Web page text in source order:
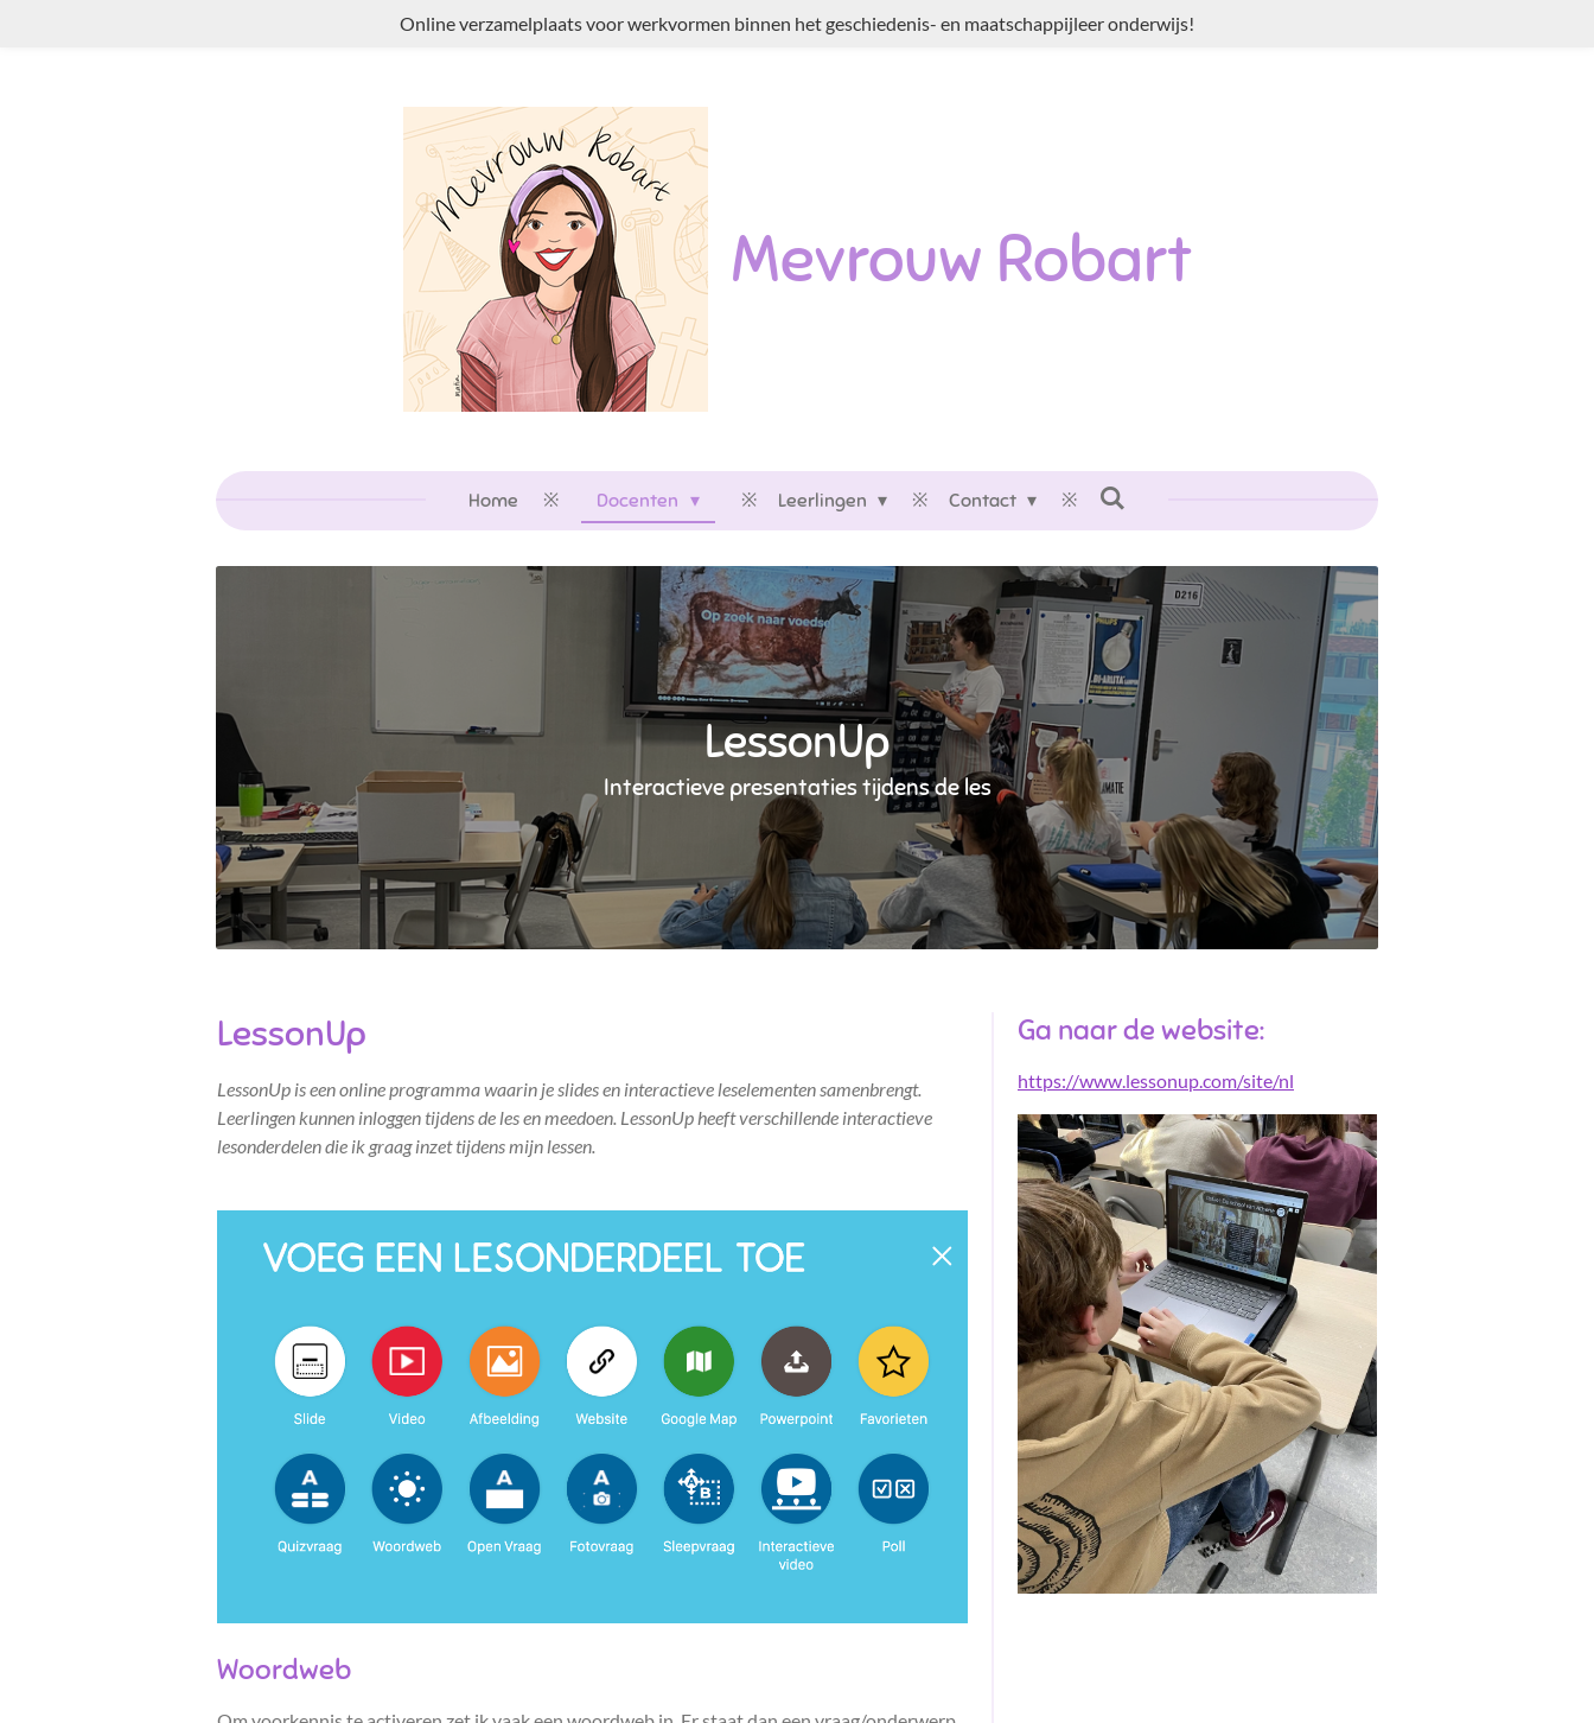
Online verzamelplaats voor werkvormen binnen het geschiedenis- en maatschappijleer onderwijs!
Mevrouw Robart
Home Docenten Leerlingen Contact
LessonUp
Interactieve presentaties tijdens de les
LessonUp
LessonUp is een online programma waarin je slides en interactieve leselementen samenbrengt.
Leerlingen kunnen inloggen tijdens de les en meedoen. LessonUp heeft verschillende interactieve
lesonderdelen die ik graag inzet tijdens mijn lessen.
Woordweb
Ga naar de website:
https://www.lessonup.com/site/nl